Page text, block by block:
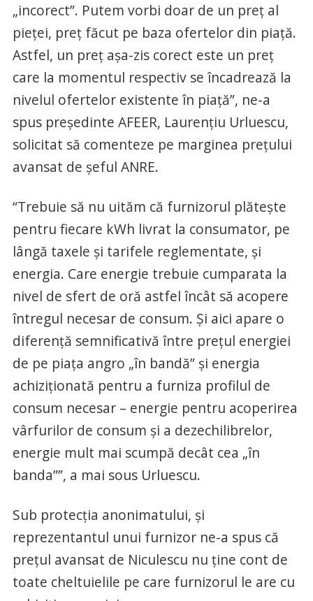
„incorect”. Putem vorbi doar de un preț al
pieței, preț făcut pe baza ofertelor din piață.
Astfel, un preț așa-zis corect este un preț
care la momentul respectiv se încadrează la
nivelul ofertelor existente în piață”, ne-a
spus președinte AFEER, Laurențiu Urluescu,
solicitat să comenteze pe marginea prețului
avansat de șeful ANRE.
“Trebuie să nu uităm că furnizorul plătește
pentru fiecare kWh livrat la consumator, pe
lângă taxele și tarifele reglementate, și
energia. Care energie trebuie cumparata la
nivel de sfert de oră astfel încât să acopere
întregul necesar de consum. Și aici apare o
diferență semnificativă între prețul energiei
de pe piața angro „în bandă” și energia
achiziționată pentru a furniza profilul de
consum necesar – energie pentru acoperirea
vârfurilor de consum și a dezechilibrelor,
energie mult mai scumpă decât cea „în
banda””, a mai sous Urluescu.
Sub protecția anonimatului, și
reprezentantul unui furnizor ne-a spus că
prețul avansat de Niculescu nu ține cont de
toate cheltuielile pe care furnizorul le are cu